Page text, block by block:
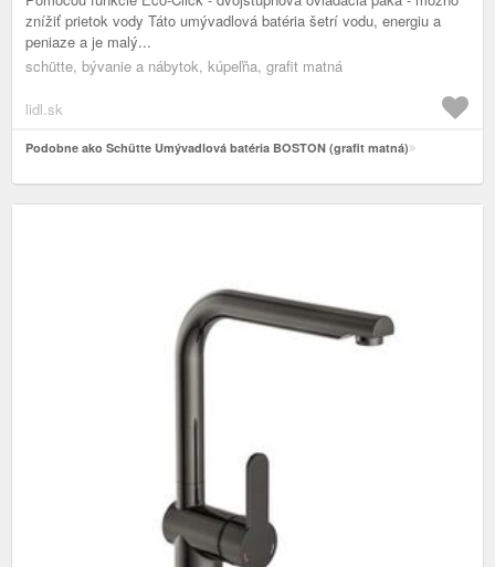
znížiť prietok vody Táto umývadlová batéria šetrí vodu, energiu a
peniaze a je malý...
schütte, bývanie a nábytok, kúpeľňa, grafit matná
lidl.sk
Podobne ako Schütte Umývadlová batéria BOSTON (grafit matná)